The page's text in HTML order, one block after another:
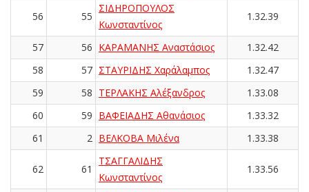
56 55
ΣΙΔΗΡΟΠΟΥΛΟΣ
Κωνσταντίνος
1.32.39
57 56 ΚΑΡΑΜΑΝΗΣ Αναστάσιος
1.32.42
58
57 ΣΤΑΥΡΙΔΗΣ Χαράλαμπος
1.32.47
59
58 ΤΕΡΛΑΚΗΣ Αλέξανδρος
1.33.08
60
59 ΒΑΦΕΙΑΔΗΣ Αθανάσιος
1.33.32
61
2 ΒΕΛΚΟΒΑ Μιλένα 1.33.38
62 61
ΤΣΑΓΓΑΛΙΔΗΣ
Κωνσταντίνος
1.33.56